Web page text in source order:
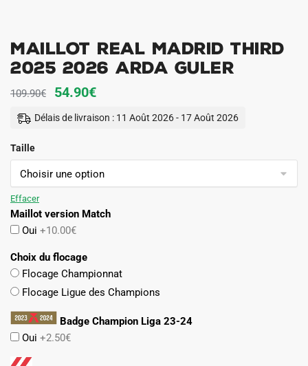
Maillot Real Madrid Third
2025 2026 Arda Guler
109.90€
Le
prix
109.90€.
54.90€Le
54.90€.
Délais de livraison : 11 Août 2026 - 17 Août 2026
Taille
Effacer
Maillot version Match
Oui +10.00€
Choix du flocage
Flocage Championnat
Flocage Ligue des Champions
Badge Champion Liga 23-24
Oui +2.50€